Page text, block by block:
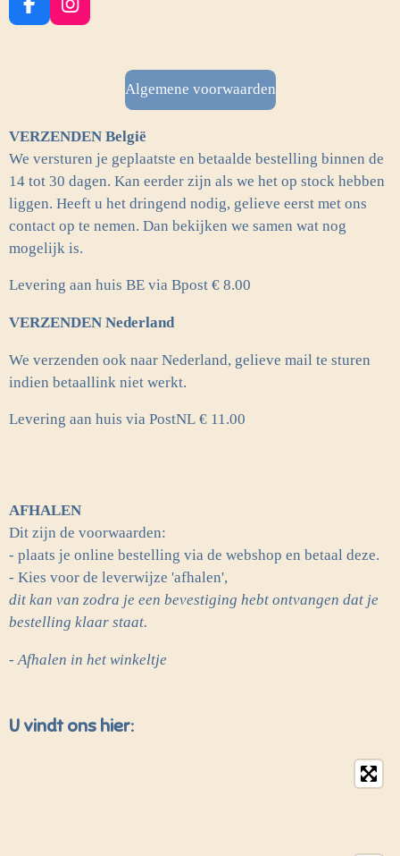
F
a
k
I
n
a
m
Algemene voorwaarden
VERZENDEN België
We versturen je geplaatste en betaalde bestelling binnen de
14 tot 30 dagen. Kan eerder zijn als we het op stock hebben
liggen. Heeft u het dringend nodig, gelieve eerst met ons
contact op te nemen. Dan bekijken we samen wat nog
mogelijk is.
Levering aan huis BE via Bpost € 8.00
VERZENDEN Nederland
We verzenden ook naar Nederland, gelieve mail te sturen
indien betaallink niet werkt.
Levering aan huis via PostNL € 11.00
AFHALEN
Dit zijn de voorwaarden:
- plaats je online bestelling via de webshop en betaal deze.
- Kies voor de leverwijze 'afhalen',
dit kan van zodra je een bevestiging hebt ontvangen dat je
bestelling klaar staat.
- Afhalen in het winkeltje
U vindt ons hier: